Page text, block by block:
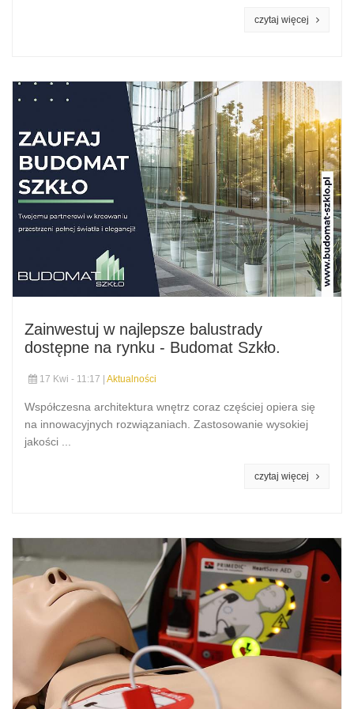
Zainwestuj w najlepsze balustrady
dostępne na rynku - Budomat Szkło.
17 Kwi - 11:17 | Aktualności
Współczesna architektura wnętrz coraz częściej opiera się
na innowacyjnych rozwiązaniach. Zastosowanie wysokiej
jakości ...